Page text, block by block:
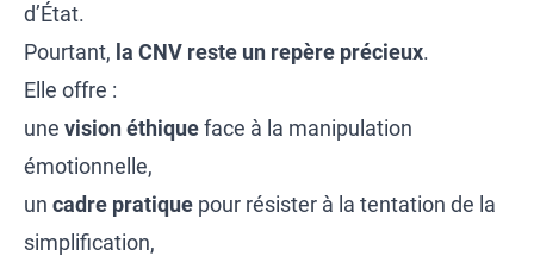
d’État.
Pourtant, la CNV reste un repère précieux.
Elle offre :
une vision éthiqueface à la manipulation
émotionnelle,
un cadre pratique pour résister à la tentation de la
simplification,